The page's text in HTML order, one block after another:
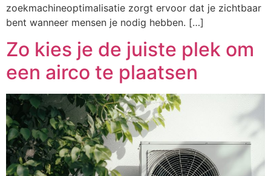
zoekmachineoptimalisatie zorgt ervoor dat je zichtbaar
bent wanneer mensen je nodig hebben. […]
Zo kies je de juiste plek om
een airco te plaatsen